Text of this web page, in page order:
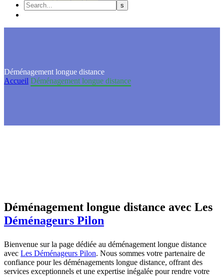
Déménagement longue distance
Accueil Déménagement longue distance
Déménagement longue distance avec Les
Déménageurs Pilon
Bienvenue sur la page dédiée au déménagement longue distance
avec Les Déménageurs Pilon. Nous sommes votre partenaire de
confiance pour les déménagements longue distance, offrant des
services exceptionnels et une expertise inégalée pour rendre votre